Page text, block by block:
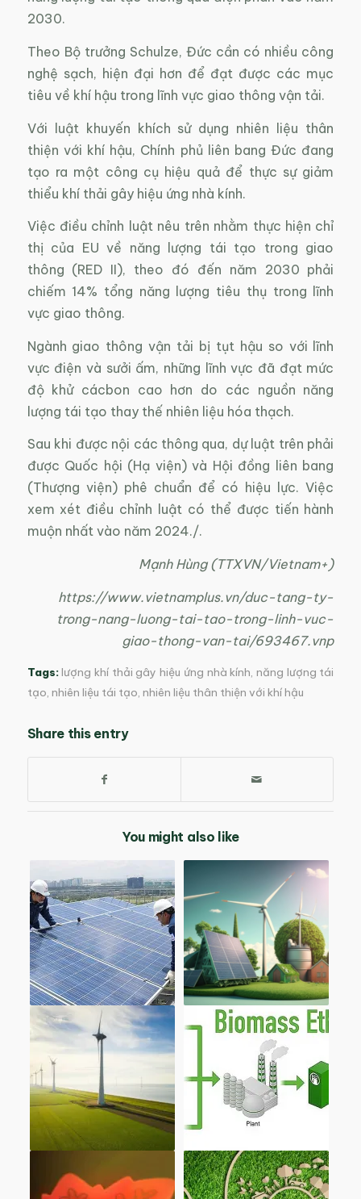
2030.
Theo Bộ trưởng Schulze, Đức cần có nhiều công
nghệ sạch, hiện đại hơn để đạt được các mục
tiêu về khí hậu trong lĩnh vực giao thông vận tải.
Với luật khuyến khích sử dụng nhiên liệu thân
thiện với khí hậu, Chính phủ liên bang Đức đang
tạo ra một công cụ hiệu quả để thực sự giảm
thiểu khí thải gây hiệu ứng nhà kính.
Việc điều chỉnh luật nêu trên nhằm thực hiện chỉ
thị của EU về năng lượng tái tạo trong giao
thông (RED II), theo đó đến năm 2030 phải
chiếm 14% tổng năng lượng tiêu thụ trong lĩnh
vực giao thông.
Ngành giao thông vận tải bị tụt hậu so với lĩnh
vực điện và sưởi ấm, những lĩnh vực đã đạt mức
độ khử cácbon cao hơn do các nguồn năng
lượng tái tạo thay thế nhiên liệu hóa thạch.
Sau khi được nội các thông qua, dự luật trên phải
được Quốc hội (Hạ viện) và Hội đồng liên bang
(Thượng viện) phê chuẩn để có hiệu lực. Việc
xem xét điều chỉnh luật có thể được tiến hành
muộn nhất vào năm 2024./.
Mạnh Hùng (TTXVN/Vietnam+)
https://www.vietnamplus.vn/duc-tang-ty-
trong-nang-luong-tai-tao-trong-linh-vuc-
giao-thong-van-tai/693467.vnp
Tags: lượng khí thải gây hiệu ứng nhà kính, năng lượng tái
tạo, nhiên liệu tái tạo, nhiên liệu thân thiện với khí hậu
Share this entry
You might also like